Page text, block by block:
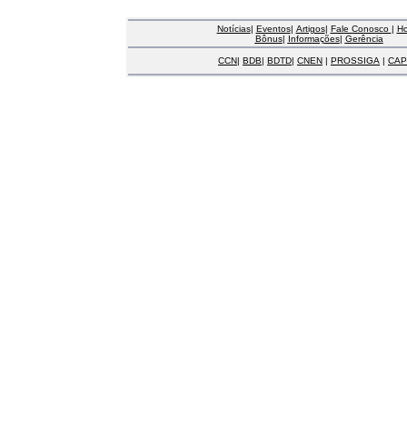
Notícias| Eventos| Artigos| Fale Conosco |
Bônus| Informações| Gerência
CCN| BDB| BDTD| CNEN | PROSSIGA |